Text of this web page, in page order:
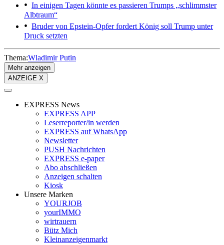
In einigen Tagen könnte es passieren Trumps „schlimmster
Albtraum“
Bruder von Epstein-Opfer fordert König soll Trump unter
Druck setzten
Thema:Wladimir Putin
Mehr anzeigen
ANZEIGE X
EXPRESS News
EXPRESS APP
Leserreporter/in werden
EXPRESS auf WhatsApp
Newsletter
PUSH Nachrichten
EXPRESS e-paper
Abo abschließen
Anzeigen schalten
Kiosk
Unsere Marken
YOURJOB
yourIMMO
wirtrauern
Bütz Mich
Kleinanzeigenmarkt